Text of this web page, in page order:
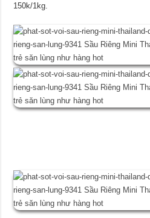
150k/1kg.